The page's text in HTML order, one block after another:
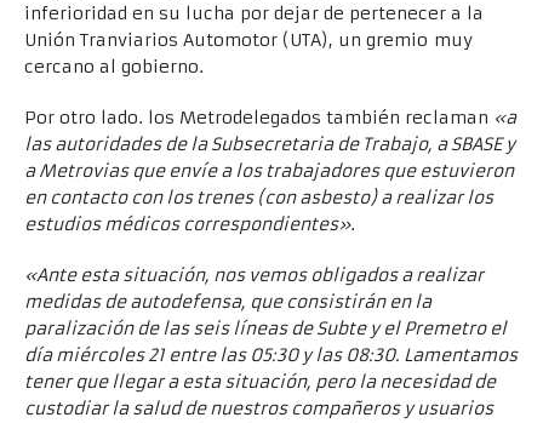
inferioridad en su lucha por dejar de pertenecer a la
Unión Tranviarios Automotor (UTA), un gremio muy
cercano al gobierno.
Por otro lado. los Metrodelegados también reclaman «a
las autoridades de la Subsecretaria de Trabajo, a SBASE y
a Metrovias que envíe a los trabajadores que estuvieron
en contacto con los trenes (con asbesto) a realizar los
estudios médicos correspondientes».
«Ante esta situación, nos vemos obligados a realizar
medidas de autodefensa, que consistirán en la
paralización de las seis líneas de Subte y el Premetro el
día miércoles 21 entre las 05:30 y las 08:30. Lamentamos
tener que llegar a esta situación, pero la necesidad de
custodiar la salud de nuestros compañeros y usuarios